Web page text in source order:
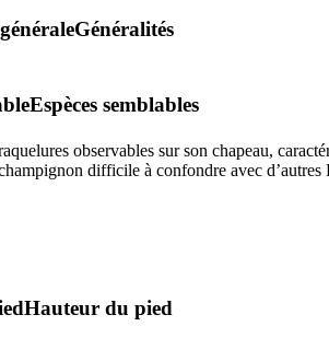
Généralités
Espèces semblables
observables sur son chapeau,
difficile à confondre avec d’autres
Hauteur du pied